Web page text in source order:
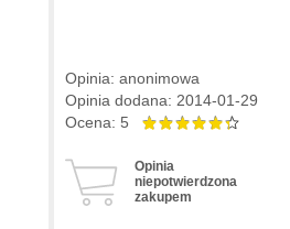
Opinia: anonimowa
Opinia dodana: 2014-01-29
Ocena: 5
Opinia
niepotwierdzona
zakupem